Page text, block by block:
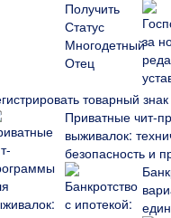
товарный знак
Приватные чит-
выживалок:
безопасность и